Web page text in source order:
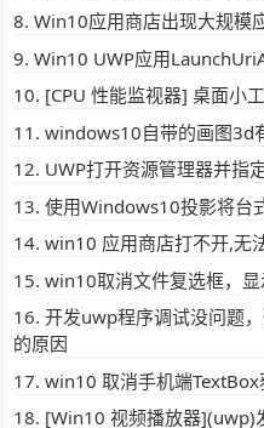
Win10应用商店出现大规模
Win10 UWP应用
[CPU 性能监视器] 桌面小
windows10自带的画图3d
UWP打开资源管理器并指
使用Windows10投影将台
win10 应用商店打不开,无
win10取消文件复选框，
开发uwp程序调试没问题
的原因
win10 取消手机端
[Win10 视频播放器](uwp)